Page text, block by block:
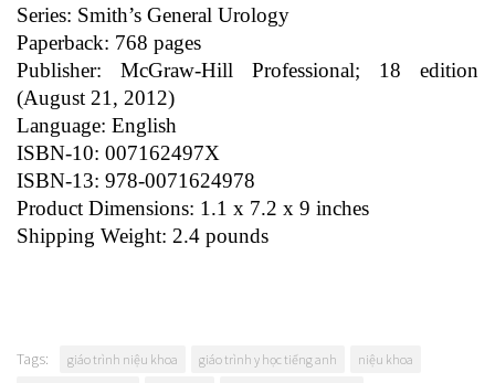
Series: Smith’s General Urology
Paperback: 768 pages
Publisher: McGraw-Hill Professional; 18 edition
(August 21, 2012)
Language: English
ISBN-10: 007162497X
ISBN-13: 978-0071624978
Product Dimensions: 1.1 x 7.2 x 9 inches
Shipping Weight: 2.4 pounds
Tags: giáo trình niệu khoa giáo trình y học tiếng anh
niệu khoa